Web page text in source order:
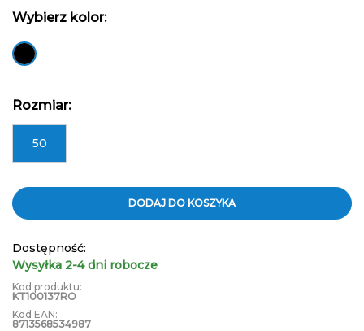
Wybierz kolor:
Rozmiar:
50
DODAJ DO KOSZYKA
Dostępność:
Wysyłka 2-4 dni robocze
Kod produktu:
KT100137RO
Kod EAN:
8713568534987